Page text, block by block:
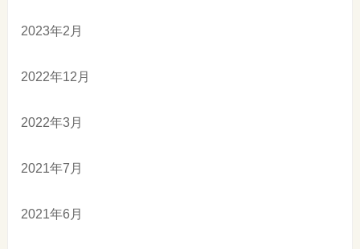
2023年2月
2022年12月
2022年3月
2021年7月
2021年6月